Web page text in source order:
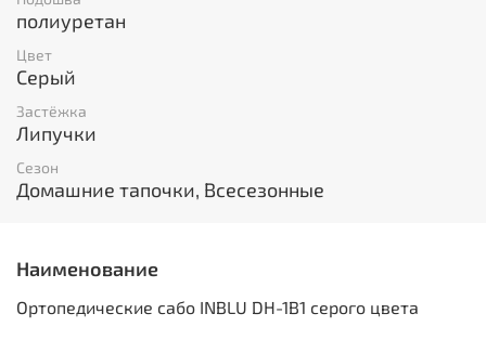
полиуретан
Цвет
Серый
Застёжка
Липучки
Сезон
Домашние тапочки, Всесезонные
Наименование
Ортопедические сабо INBLU DH-1B1 серого цвета